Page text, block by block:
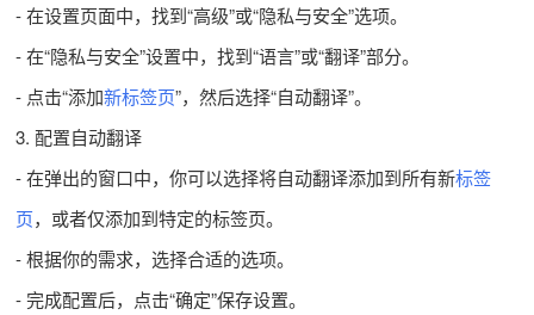
- 在设置页面中，找到“高级”或“隐私与安全”选项。
- 在“隐私与安全”设置中，找到“语言”或“翻译”部分。
- 点击“添加新标签页”，然后选择“自动翻译”。
3. 配置自动翻译
- 在弹出的窗口中，你可以选择将自动翻译添加到所有新标签
页，或者仅添加到特定的标签页。
- 根据你的需求，选择合适的选项。
- 完成配置后，点击“确定”保存设置。